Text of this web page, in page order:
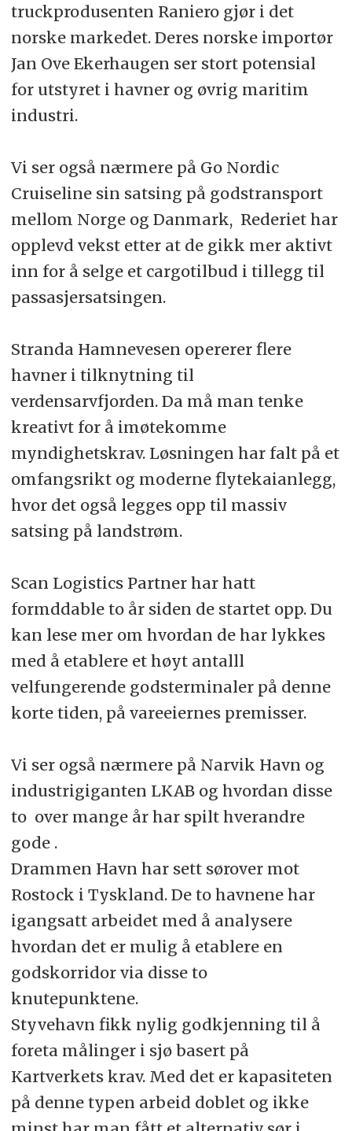
truckprodusenten Raniero gjør i det
norske markedet. Deres norske importør
Jan Ove Ekerhaugen ser stort potensial
for utstyret i havner og øvrig maritim
industri.
Vi ser også nærmere på Go Nordic
Cruiseline sin satsing på godstransport
mellom Norge og Danmark, Rederiet har
opplevd vekst etter at de gikk mer aktivt
inn for å selge et cargotilbud i tillegg til
passasjersatsingen.
Stranda Hamnevesen opererer flere
havner i tilknytning til
verdensarvfjorden. Da må man tenke
kreativt for å imøtekomme
myndighetskrav. Løsningen har falt på et
omfangsrikt og moderne flytekaianlegg,
hvor det også legges opp til massiv
satsing på landstrøm.
Scan Logistics Partner har hatt
formddable to år siden de startet opp. Du
kan lese mer om hvordan de har lykkes
med å etablere et høyt antalll
velfungerende godsterminaler på denne
korte tiden, på vareeiernes premisser.
Vi ser også nærmere på Narvik Havn og
industrigiganten LKAB og hvordan disse
to over mange år har spilt hverandre
gode .
Drammen Havn har sett sørover mot
Rostock i Tyskland. De to havnene har
igangsatt arbeidet med å analysere
hvordan det er mulig å etablere en
godskorridor via disse to
knutepunktene.
Styvehavn fikk nylig godkjenning til å
foreta målinger i sjø basert på
Kartverkets krav. Med det er kapasiteten
på denne typen arbeid doblet og ikke